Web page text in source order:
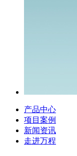
产品中心
项目案例
新闻资讯
走进万程